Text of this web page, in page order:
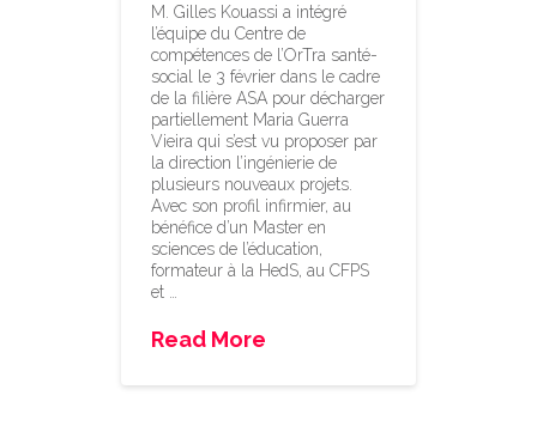
M. Gilles Kouassi a intégré
l’équipe du Centre de
compétences de l’OrTra santé-
social le 3 février dans le cadre
de la filière ASA pour décharger
partiellement Maria Guerra
Vieira qui s’est vu proposer par
la direction l’ingénierie de
plusieurs nouveaux projets.
Avec son profil infirmier, au
bénéfice d’un Master en
sciences de l’éducation,
formateur à la HedS, au CFPS
et …
Read More